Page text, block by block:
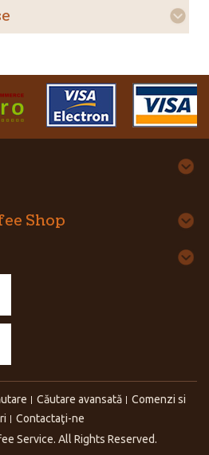
Shop
Căutare avansată
Comenzi si
Contactaţi-ne
Service. All Rights Reserved.